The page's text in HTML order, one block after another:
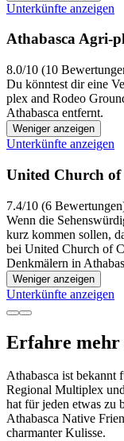
Unterkünfte anzeigen
Athabasca Agri-
8.0/10 (10
Du könntest dir eine
plex and Rodeo
Athabasca entfernt.
Weniger anzeigen
Unterkünfte anzeigen
United Church of
7.4/10 (6
Wenn die
kurz kommen sollen,
bei United Church of
Denkmälern in
Weniger anzeigen
Unterkünfte anzeigen
Erfahre mehr
Athabasca ist bekannt
Regional Multiplex
hat für jeden etwas zu
Athabasca Native
charmanter Kulisse.